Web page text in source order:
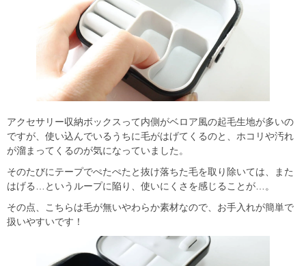
アクセサリー収納ボックスって内側がベロア風の起毛生地が多いの
ですが、使い込んでいるうちに毛がはげてくるのと、ホコリや汚れ
が溜まってくるのが気になっていました。
そのたびにテープでぺたぺたと抜け落ちた毛を取り除いては、また
はげる…というループに陥り、使いにくさを感じることが…。
その点、こちらは毛が無いやわらか素材なので、お手入れが簡単で
扱いやすいです！